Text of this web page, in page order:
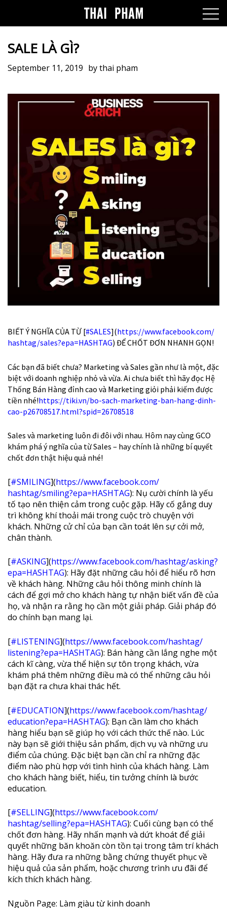
SALE LÀ GÌ?
September 11, 2019 bythai pham
BIẾT Ý NGHĨA CỦA TỪ [#SALES](https://www.facebook.com/
hashtag/sales?epa=HASHTAG) ĐỂ CHỐT ĐƠN NHANH GỌN!
Các bạn đã biết chưa? Marketing và Sales gần như là một, đặc
biệt với doanh nghiệp nhỏ và vừa. Ai chưa biết thì hãy đọc Hệ
Thống Bán Hàng đỉnh cao và Marketing giỏi phải kiếm được
tiền nhé!https://tiki.vn/bo-sach-marketing-ban-hang-dinh-
cao-p26708517.html?spid=26708518
Sales và marketing luôn đi đôi với nhau. Hôm nay cùng GCO
khám phá ý nghĩa của từ Sales – hay chính là những bí quyết
chốt đơn thật hiệu quả nhé!
[#SMILING](https://www.facebook.com/
hashtag/smiling?epa=HASHTAG): Nụ cười chính là yếu
tố tạo nên thiện cảm trong cuộc gặp. Hãy cố gắng duy
trì không khí thoải mái trong cuộc trò chuyện với
khách. Những cử chỉ của bạn cần toát lên sự cởi mở,
chân thành.
[#ASKING](https://www.facebook.com/hashtag/asking?
epa=HASHTAG): Hãy đặt những câu hỏi để hiểu rõ hơn
về khách hàng. Những câu hỏi thông minh chính là
cách để gợi mở cho khách hàng tự nhận biết vấn đề của
họ, và nhận ra rằng họ cần một giải pháp. Giải pháp đó
do chính bạn mang lại.
[#LISTENING](https://www.facebook.com/hashtag/
listening?epa=HASHTAG): Bán hàng cần lắng nghe một
cách kĩ càng, vừa thể hiện sự tôn trọng khách, vừa
khám phá thêm những điều mà có thể những câu hỏi
bạn đặt ra chưa khai thác hết.
[#EDUCATION](https://www.facebook.com/hashtag/
education?epa=HASHTAG): Bạn cần làm cho khách
hàng hiểu bạn sẽ giúp họ với cách thức thế nào. Lúc
này bạn sẽ giới thiệu sản phẩm, dịch vụ và những ưu
điểm của chúng. Đặc biệt bạn cần chỉ ra những đặc
điểm nào phù hợp với tình hình của khách hàng. Làm
cho khách hàng biết, hiểu, tin tưởng chính là bước
education.
[#SELLING](https://www.facebook.com/
hashtag/selling?epa=HASHTAG): Cuối cùng bạn có thể
chốt đơn hàng. Hãy nhấn mạnh và dứt khoát để giải
quyết những băn khoăn còn tồn tại trong tâm trí khách
hàng. Hãy đưa ra những bằng chứng thuyết phục về
hiệu quả của sản phẩm, hoặc chương trình ưu đãi để
kích thích khách hàng.
Nguồn Page: Làm giàu từ kinh doanh